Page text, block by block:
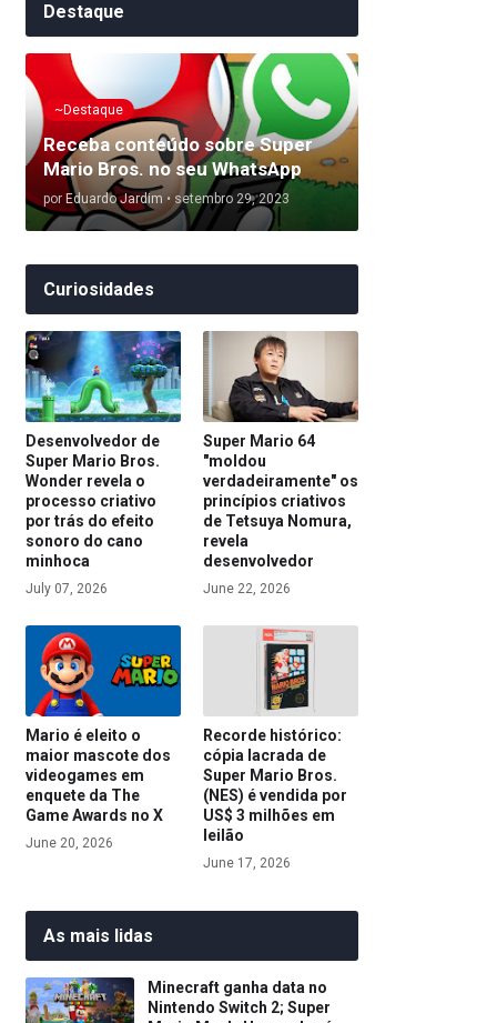
Destaque
~Destaque
Receba conteúdo sobre Super
Mario Bros. no seu WhatsApp
por Eduardo Jardim • setembro 29, 2023
Curiosidades
Desenvolvedor de
Super Mario Bros.
Wonder revela o
processo criativo
por trás do efeito
sonoro do cano
minhoca
July 07, 2026
Super Mario 64
"moldou
verdadeiramente" os
princípios criativos
de Tetsuya Nomura,
revela
desenvolvedor
June 22, 2026
Mario é eleito o
maior mascote dos
videogames em
enquete da The
Game Awards no X
June 20, 2026
Recorde histórico:
cópia lacrada de
Super Mario Bros.
(NES) é vendida por
US$ 3 milhões em
leilão
June 17, 2026
As mais lidas
Minecraft ganha data no
Nintendo Switch 2; Super